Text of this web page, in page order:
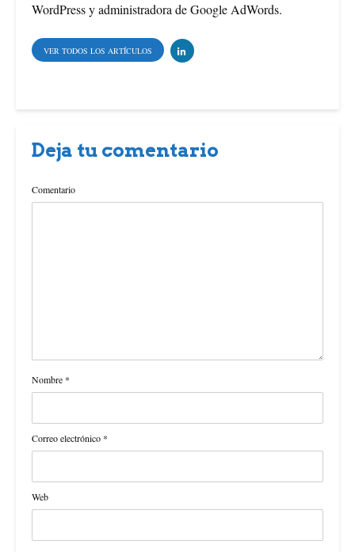
WordPress y administradora de Google AdWords.
VER TODOS LOS ARTÍCULOS
Deja tu comentario
Comentario
Nombre *
Correo electrónico *
Web